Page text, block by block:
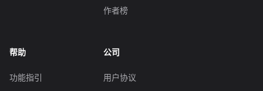
作者榜
帮助
功能指引
公司
用户协议